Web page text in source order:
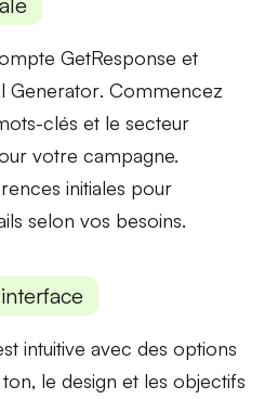
GetResponse et
Generator. Commencez
clés et le secteur
votre campagne.
initiales pour
selon vos besoins.
intuitive avec des options
ton, ledesign et les objectifs